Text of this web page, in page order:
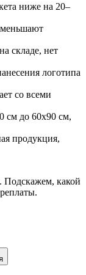
ниже на 20–
складе, нет
логотипа
со всеми
см до 60х90 см,
продукция,
Подскажем, какой